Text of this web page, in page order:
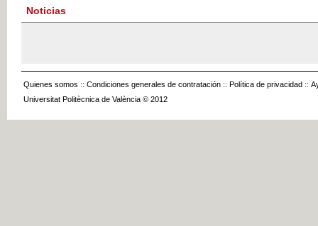
Noticias
Quienes somos :: Condiciones generales de contratación :: Política de privacidad ::
Universitat Politècnica de València © 2012